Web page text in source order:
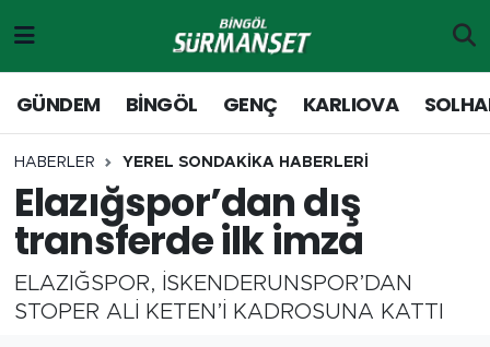
GÜNDEM BİNGÖL GENÇ KARLIOVA
HABERLER YEREL SONDAKİKA HABERLERİ
Elazığspor’dan dış
transferde ilk imza
ELAZIĞSPOR, İSKENDERUNSPOR’DAN
STOPER ALİ KETEN’İ KADROSUNA KATTI
Genç
Solhan
Karlıova
Adaklı-Kiğı
Merkez Hava Durumu
Merkez Trafik Yoğunluk Haritası
Süper Lig Puan Durumu ve Fikstür
Tüm Manşetler